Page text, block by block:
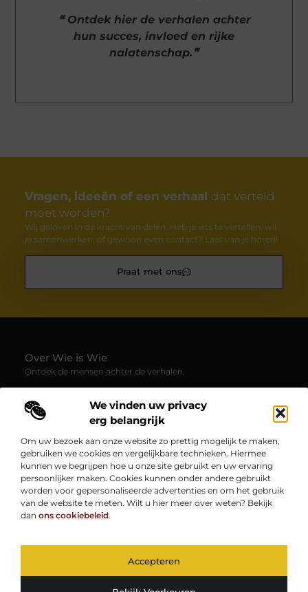
We vinden uw privacy
erg belangrijk
Om uw bezoek aan onze website zo prettig mogelijk te maken,
gebruiken we cookies en vergelijkbare technieken. Hiermee
kunnen we begrijpen hoe u onze site gebruikt en uw ervaring
persoonlijker maken. Cookies kunnen onder andere gebruikt
worden voor gepersonaliseerde advertenties en om het gebruik
van de website te meten. Wilt u hier meer over weten? Bekijk
dan ons cookiebeleid.
Accepteren
❝ Ontdek hier de verhalen achter
hun succes, invloed en rijke
nalatenschap.❞
Vragen, ideeën of een verhaal dat verteld
moet worden?
Wij geloven in de kracht van delen. Heb je iets te vertellen, wil
je samenwerken, of gewoon even contact? Laat van je horen!
Praat met ons
Over Wie is Wie
Ontdek de mensen achter de verhalen.
over boeiende persoonlijkheden uit alle hoeken van de
samenleving. Laat je verrassen door inspirerende
Onze informatie
Bericht categorie